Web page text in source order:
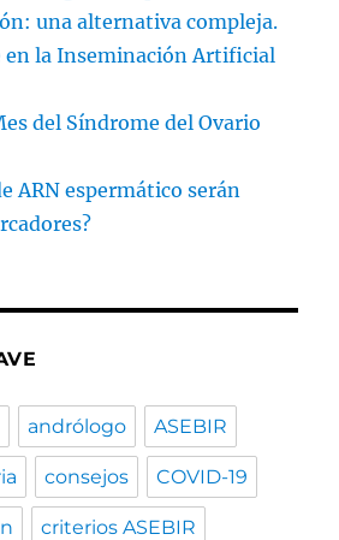
una alternativa compleja.
en la Inseminación Artificial
del Síndrome del Ovario
ARN espermático serán
andrólogo ASEBIR
consejos COVID-19
criterios ASEBIR